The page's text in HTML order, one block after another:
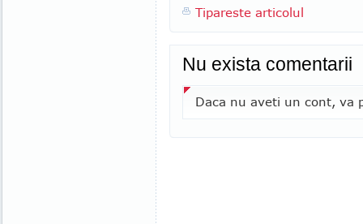
Tipareste articolul
Nu exista comentarii
Daca nu aveti un cont, va